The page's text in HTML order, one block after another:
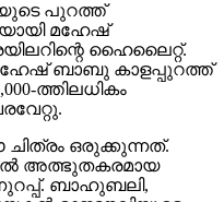
പുറത്ത്
മഹേഷ്
ഹൈലൈറ്റ്.
ബാബു കാളപ്പുറത്ത്
ത്തിലധികം
ഒരുക്കുന്നത്.
അത്ഭുതകരമായ
ബാഹുബലി,